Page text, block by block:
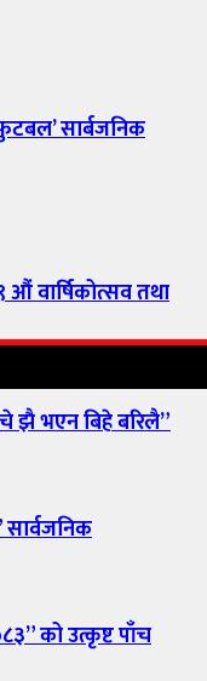
सार्बजनिक
वार्षिकोत्सव तथा
झै भएन बिहे बरिलै”
को उत्कृष्ट पाँच